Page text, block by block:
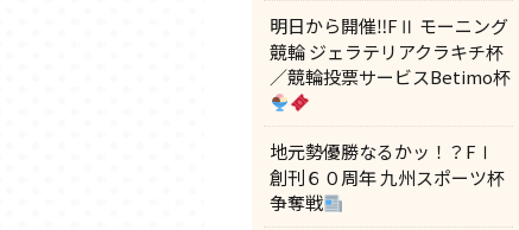
明日から開催‼FⅡ モーニング
競輪 ジェラテリアクラキチ杯
／競輪投票サービスBetimo杯
地元勢優勝なるかッ！？FⅠ
創刊６０周年 九州スポーツ杯
争奪戦